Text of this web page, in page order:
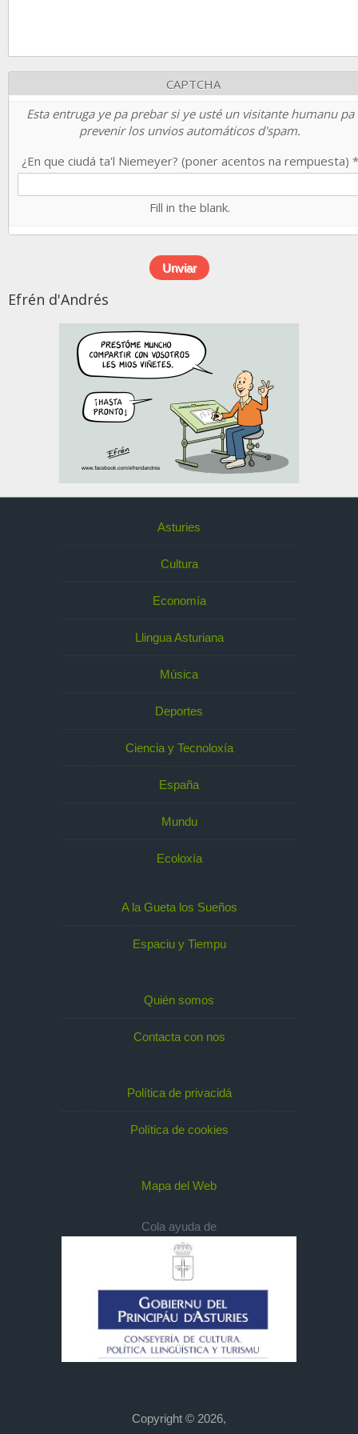
CAPTCHA
Esta entruga ye pa prebar si ye usté un visitante humanu pa
prevenir los unvios automáticos d'spam.
¿En que ciudá ta'l Niemeyer? (poner acentos na rempuesta) *
Fill in the blank.
Efrén d'Andrés
Asturies
Cultura
Economía
Llingua Asturiana
Música
Deportes
Ciencia y Tecnoloxía
España
Mundu
Ecoloxía
A la Gueta los Sueños
Espaciu y Tiempu
Quién somos
Contacta con nos
Política de privacidá
Política de cookies
Mapa del Web
Cola ayuda de
Copyright © 2026,